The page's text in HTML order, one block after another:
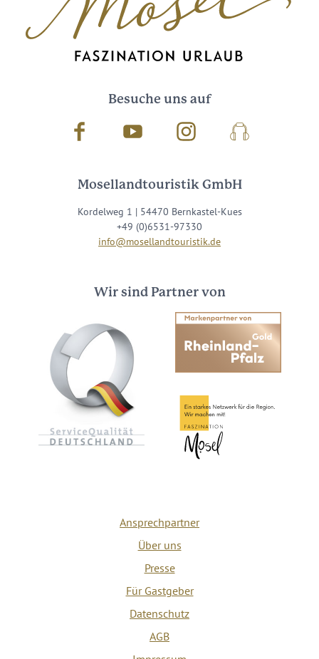
Besuche uns auf
Facebook Youtube InstagramPodcast
Mosellandtouristik GmbH
Kordelweg 1 | 54470 Bernkastel-Kues
+49 (0)6531-97330
info@mosellandtouristik.de
Wir sind Partner von
Ansprechpartner
Über uns
Presse
Für Gastgeber
Datenschutz
AGB